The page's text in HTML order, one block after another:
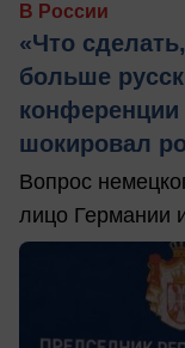
В России
«Что
больше
конференции
шокировал
Вопрос
лицо Германии